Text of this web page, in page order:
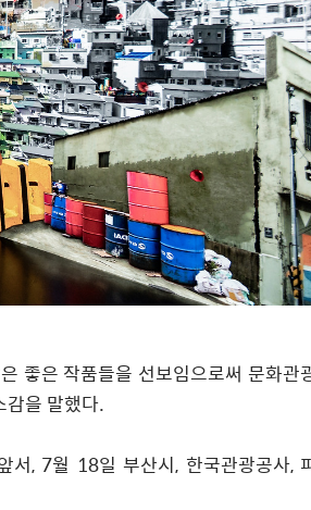
좋은 작품들을 선보임으로써 문화관
감을 말했다.
서, 7월 18일 부산시, 한국관광공사,